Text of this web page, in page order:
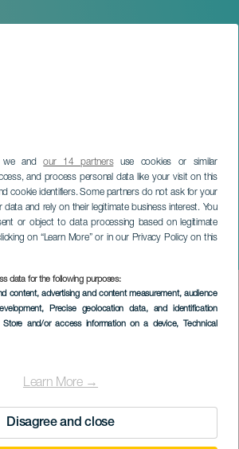
we andour 14 partnersuse cookies or similar
and process personal data like your visit on this
cookie identifiers. Some partners do not ask for your
and rely on their legitimate business interest. You
or object to data processing based on legitimate
on “Learn More” or in our Privacy Policy on this
data for the following purposes:
content, advertising and content measurement, audience
, Precise geolocation data, and identification
Store and/or access information on a device, Technical
Learn More →
Disagree and close
della Camerata